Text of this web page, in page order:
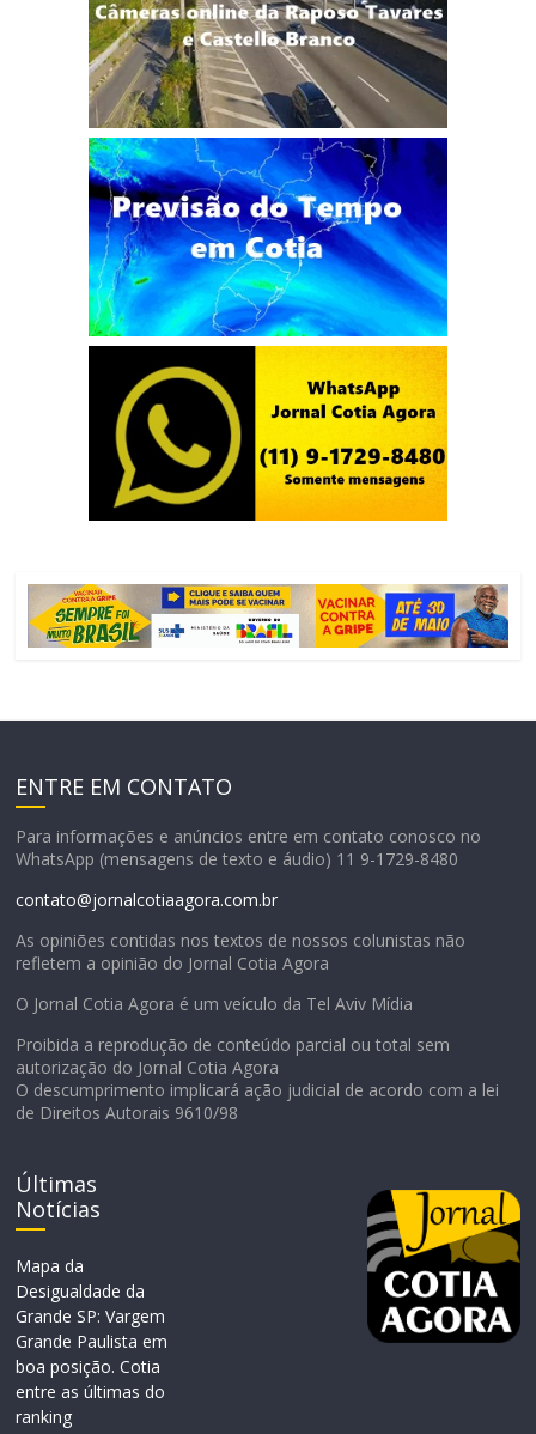
ENTRE EM CONTATO
Para informações e anúncios entre em contato conosco no
WhatsApp (mensagens de texto e áudio) 11 9-1729-8480
contato@jornalcotiaagora.com.br
As opiniões contidas nos textos de nossos colunistas não
refletem a opinião do Jornal Cotia Agora
O Jornal Cotia Agora é um veículo da Tel Aviv Mídia
Proibida a reprodução de conteúdo parcial ou total sem
autorização do Jornal Cotia Agora
O descumprimento implicará ação judicial de acordo com a lei
de Direitos Autorais 9610/98
Últimas
Notícias
Mapa da
Desigualdade da
Grande SP: Vargem
Grande Paulista em
boa posição. Cotia
entre as últimas do
ranking